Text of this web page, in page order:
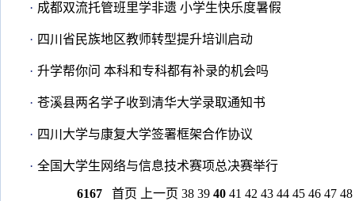
· 成都双流托管班里学非遗 小学生快乐度暑假
· 四川省民族地区教师转型提升培训启动
· 升学帮你问 本科和专科都有补录的机会吗
· 苍溪县两名学子收到清华大学录取通知书
· 四川大学与康复大学签署框架合作协议
· 全国大学生网络与信息技术赛项总决赛举行
6167 首页 上一页 38 39 40 41 42 43 44 45 46 47 48